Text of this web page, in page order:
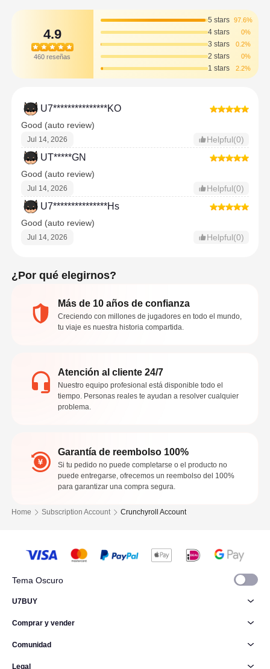
4.9
460 reseñas
5 stars 97.6%
4 stars 0%
3 stars 0.2%
2 stars 0%
1 stars 2.2%
U7***************KO
Good (auto review)
Jul 14, 2026 Helpful(0)
UT*****GN
Good (auto review)
Jul 14, 2026 Helpful(0)
U7***************Hs
Good (auto review)
Jul 14, 2026 Helpful(0)
¿Por qué elegirnos?
Más de 10 años de confianza
Creciendo con millones de jugadores en todo el mundo,
tu viaje es nuestra historia compartida.
Atención al cliente 24/7
Nuestro equipo profesional está disponible todo el
tiempo. Personas reales te ayudan a resolver cualquier
problema.
Garantía de reembolso 100%
Si tu pedido no puede completarse o el producto no
puede entregarse, ofrecemos un reembolso del 100%
para garantizar una compra segura.
Home Subscription Account Crunchyroll Account
Tema Oscuro
U7BUY
Comprar y vender
Comunidad
Legal